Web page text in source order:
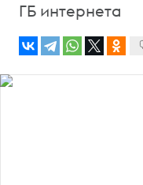
ГБ интернета